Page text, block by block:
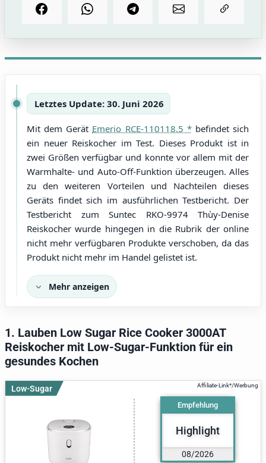
Letztes Update: 30. Juni 2026
Mit dem Gerät Emerio RCE-110118.5
befindet sich
ein neuer Reiskocher im Test. Dieses Produkt ist in
zwei Größen verfügbar und konnte vor allem mit der
Warmhalte- und Auto-Off-Funktion überzeugen. Alles
zu den weiteren Vorteilen und Nachteilen dieses
Geräts findet sich im ausführlichen Testbericht. Der
Testbericht zum Suntec RKO-9974 Thùy-Denise
Reiskocher wurde hingegen in die Rubrik der online
nicht mehr verfügbaren Produkte verschoben, da das
Produkt nicht mehr im Handel gelistet ist.
Mehr anzeigen
1. Lauben Low Sugar Rice Cooker 3000AT
Reiskocher mit Low-Sugar-Funktion für ein
gesundes Kochen
Low-Sugar
Empfehlung
Highlight
08/2026